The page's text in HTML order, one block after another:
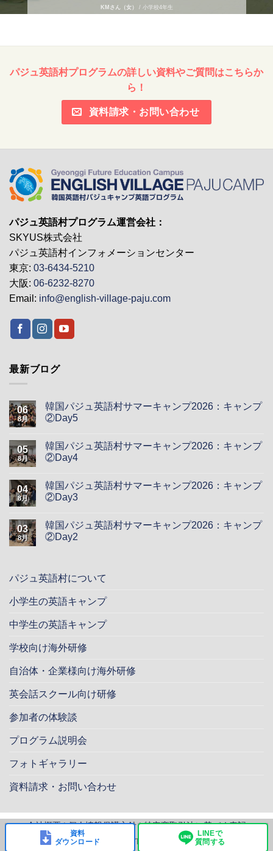
KMさん（女） / 小学校4年生
とても楽しく、1週間ではもの足りなかった
ようです
資料
ダウンロード
LINEで
質問する
パジュ英語村プログラムの詳しい資料やご質問はこちらか
ら！
資料請求・お問い合わせ
パジュ英語村プログラム運営会社：
SKYUS株式会社
パジュ英語村インフォメーションセンター
東京: 03-6434-5210
大阪: 06-6232-8270
Email: info@english-village-paju.com
最新ブログ
06
8月
韓国パジュ英語村サマーキャンプ2026：キャンプ
②Day5
05
8月
韓国パジュ英語村サマーキャンプ2026：キャンプ
②Day4
04
8月
韓国パジュ英語村サマーキャンプ2026：キャンプ
②Day3
03
8月
韓国パジュ英語村サマーキャンプ2026：キャンプ
②Day2
パジュ英語村について
小学生の英語キャンプ
中学生の英語キャンプ
学校向け海外研修
自治体・企業様向け海外研修
英会話スクール向け研修
参加者の体験談
プログラム説明会
フォトギャラリー
資料請求・お問い合わせ
会社概要|個人情報保護方針|特定商取引法に基づく表記
Copyright 2026 ©SKYUS Corporation All rights reserved.